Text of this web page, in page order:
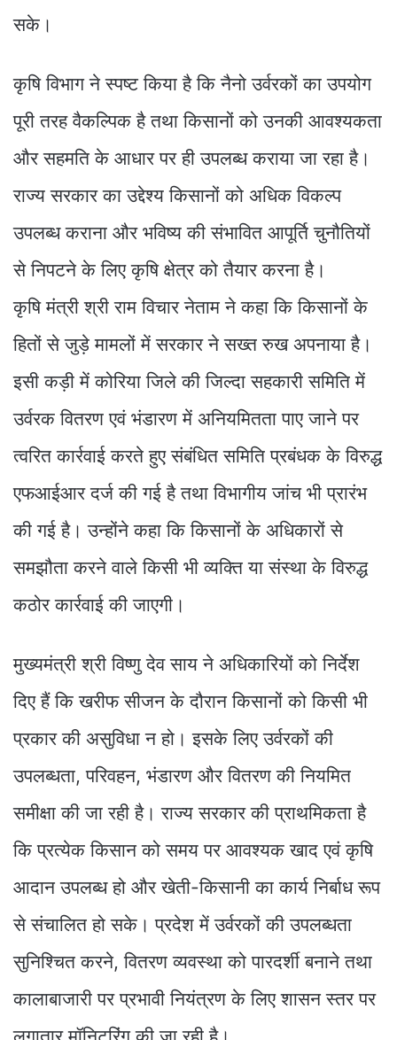
सके।
कृषि विभाग ने स्पष्ट किया है कि नैनो उर्वरकों का उपयोग
पूरी तरह वैकल्पिक है तथा किसानों को उनकी आवश्यकता
और सहमति के आधार पर ही उपलब्ध कराया जा रहा है।
राज्य सरकार का उद्देश्य किसानों को अधिक विकल्प
उपलब्ध कराना और भविष्य की संभावित आपूर्ति चुनौतियों
से निपटने के लिए कृषि क्षेत्र को तैयार करना है।
कृषि मंत्री श्री राम विचार नेताम ने कहा कि किसानों के
हितों से जुड़े मामलों में सरकार ने सख्त रुख अपनाया है।
इसी कड़ी में कोरिया जिले की जिल्दा सहकारी समिति में
उर्वरक वितरण एवं भंडारण में अनियमितता पाए जाने पर
त्वरित कार्रवाई करते हुए संबंधित समिति प्रबंधक के विरुद्ध
एफआईआर दर्ज की गई है तथा विभागीय जांच भी प्रारंभ
की गई है। उन्होंने कहा कि किसानों के अधिकारों से
समझौता करने वाले किसी भी व्यक्ति या संस्था के विरुद्ध
कठोर कार्रवाई की जाएगी।
मुख्यमंत्री श्री विष्णु देव साय ने अधिकारियों को निर्देश
दिए हैं कि खरीफ सीजन के दौरान किसानों को किसी भी
प्रकार की असुविधा न हो। इसके लिए उर्वरकों की
उपलब्धता, परिवहन, भंडारण और वितरण की नियमित
समीक्षा की जा रही है। राज्य सरकार की प्राथमिकता है
कि प्रत्येक किसान को समय पर आवश्यक खाद एवं कृषि
आदान उपलब्ध हो और खेती-किसानी का कार्य निर्बाध रूप
से संचालित हो सके। प्रदेश में उर्वरकों की उपलब्धता
सुनिश्चित करने, वितरण व्यवस्था को पारदर्शी बनाने तथा
कालाबाजारी पर प्रभावी नियंत्रण के लिए शासन स्तर पर